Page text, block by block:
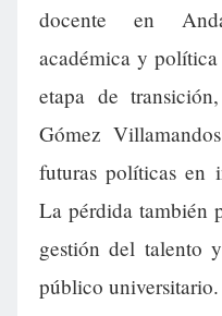
docente en
académica y
etapa de
Gómez
futuras políticas en
La pérdida también
gestión del talento
público universitario.